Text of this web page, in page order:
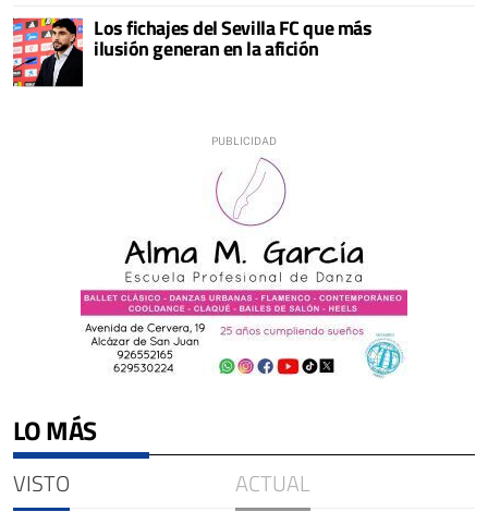
Los fichajes del Sevilla FC que más
ilusión generan en la afición
LO MÁS
VISTO ACTUAL